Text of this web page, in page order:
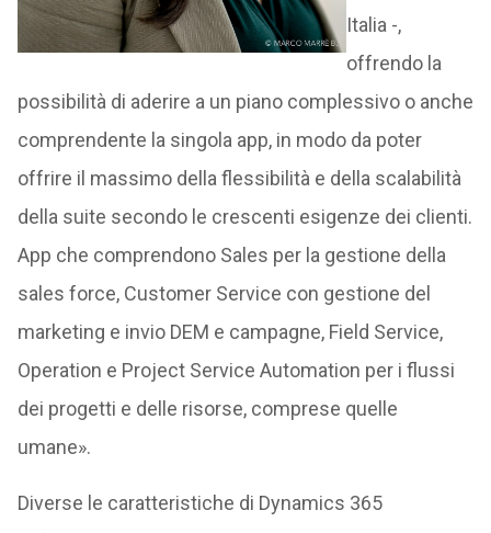
Italia -,
offrendo la
possibilità di aderire a un piano complessivo o anche
comprendente la singola app, in modo da poter
offrire il massimo della flessibilità e della scalabilità
della suite secondo le crescenti esigenze dei clienti.
App che comprendono Sales per la gestione della
sales force, Customer Service con gestione del
marketing e invio DEM e campagne, Field Service,
Operation e Project Service Automation per i flussi
dei progetti e delle risorse, comprese quelle
umane».
Diverse le caratteristiche di Dynamics 365